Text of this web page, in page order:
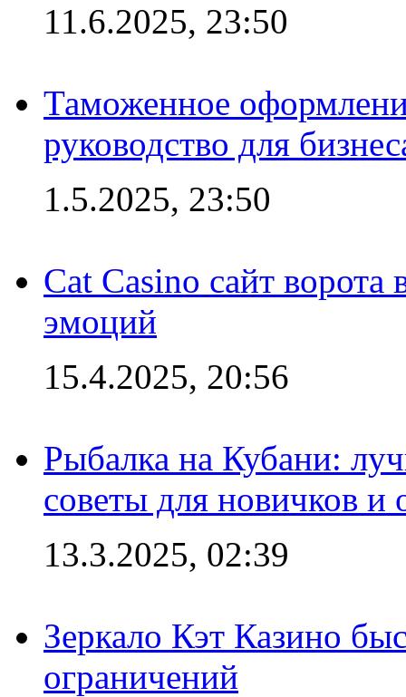
11.6.2025, 23:50
Таможенное
руководство для
1.5.2025, 23:50
Cat Casino сайт
эмоций
15.4.2025, 20:56
Рыбалка на Кубани:
советы для новичков
13.3.2025, 02:39
Зеркало Кэт Казино
ограничений